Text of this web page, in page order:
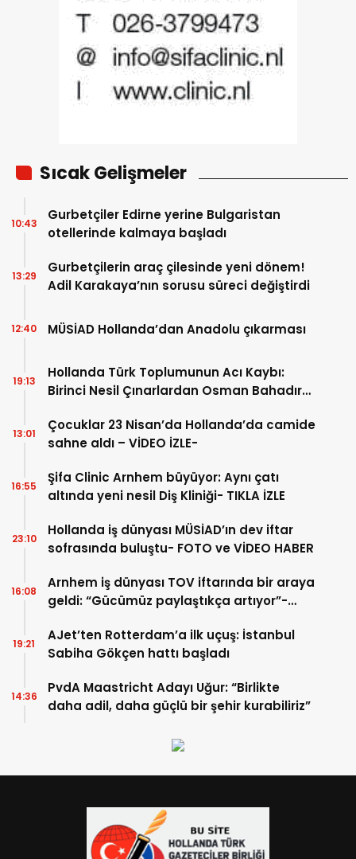
Sıcak Gelişmeler
Gurbetçiler Edirne yerine Bulgaristan
otellerinde kalmaya başladı
10:43
Gurbetçilerin araç çilesinde yeni dönem!
Adil Karakaya’nın sorusu süreci değiştirdi
13:29
MÜSİAD Hollanda’dan Anadolu çıkarması
12:40
Hollanda Türk Toplumunun Acı Kaybı:
Birinci Nesil Çınarlardan Osman Bahadır
19:13
Çocuklar 23 Nisan’da Hollanda’da camide
sahne aldı – VİDEO İZLE-
13:01
Şifa Clinic Arnhem büyüyor: Aynı çatı
altında yeni nesil Diş Kliniği- TIKLA İZLE
16:55
Hollanda iş dünyası MÜSİAD’ın dev iftar
sofrasında buluştu- FOTO ve VİDEO HABER
23:10
Arnhem iş dünyası TOV iftarında bir araya
geldi: “Gücümüz paylaştıkça artıyor”-
16:08
AJet’ten Rotterdam’a ilk uçuş: İstanbul
Sabiha Gökçen hattı başladı
19:21
PvdA Maastricht Adayı Uğur: “Birlikte
daha adil, daha güçlü bir şehir kurabiliriz”
14:36